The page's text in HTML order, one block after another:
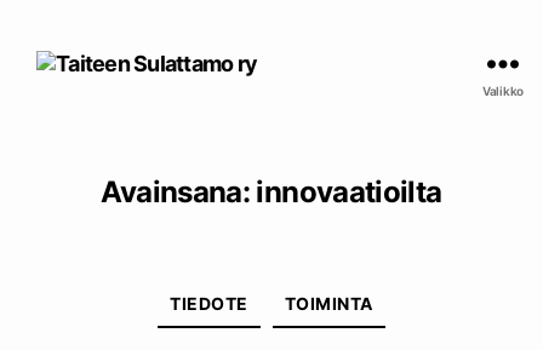
Valikko
Avainsana: innovaatioilta
TIEDOTE TOIMINTA